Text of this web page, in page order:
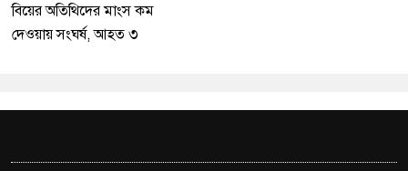
বিয়ের অতিথিদের মাংস কম
দেওয়ায় সংঘর্ষ, আহত ৩